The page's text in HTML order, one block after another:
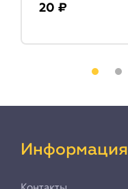
20 ₽
Информация